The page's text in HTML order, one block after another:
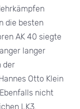
die besten
AK 40 siegte
langer
der
Otto Klein
nicht
LK3.